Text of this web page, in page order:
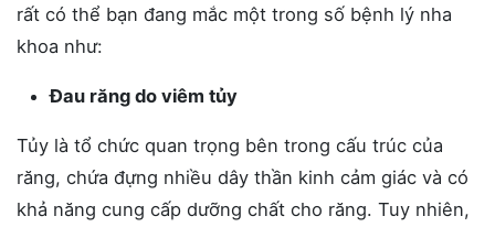
rất có thể bạn đang mắc một trong số bệnh lý nha
khoa như:
Đau răng do viêm tủy
Tủy là tổ chức quan trọng bên trong cấu trúc của
răng, chứa đựng nhiều dây thần kinh cảm giác và có
khả năng cung cấp dưỡng chất cho răng. Tuy nhiên,